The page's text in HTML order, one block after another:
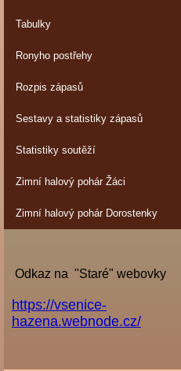
Tabulky
Ronyho postřehy
Rozpis zápasů
Sestavy a statistiky zápasů
Statistiky soutěží
Zimní halový pohár Žáci
Zimní halový pohár Dorostenky
Odkaz na "Staré" webovky
https://vsenice-
hazena.webnode.cz/